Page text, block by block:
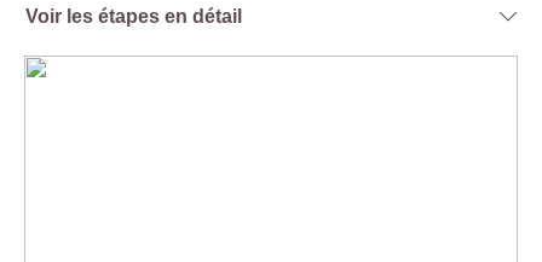
Voir les étapes en détail